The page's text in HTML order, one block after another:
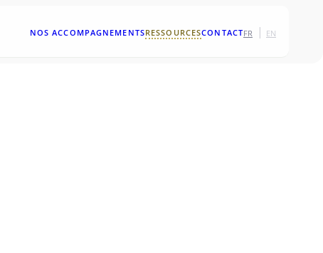
NOS ACCOMPAGNEMENTSRESSOURCESCONTACTFR | EN